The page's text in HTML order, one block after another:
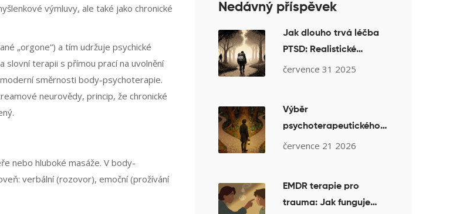
výmluvy, ale také jako chronické
„orgone“) a tím udržuje psychické
terapii s přímou prací na uvolnění
směrnosti body-psychoterapie.
neurovědy, princip, že chronické
nebo hluboké masáže. V body-
verbální (rozovor), emoční (prožívání
Nedávný příspěvek
Jak dlouho trvá léčba
PTSD: Realistické
časové rámce
července 31 2025
Výběr
psychoterapeutického
směru pro úzkost: Co
července 21 2026
EMDR terapie pro
trauma: Jak funguje